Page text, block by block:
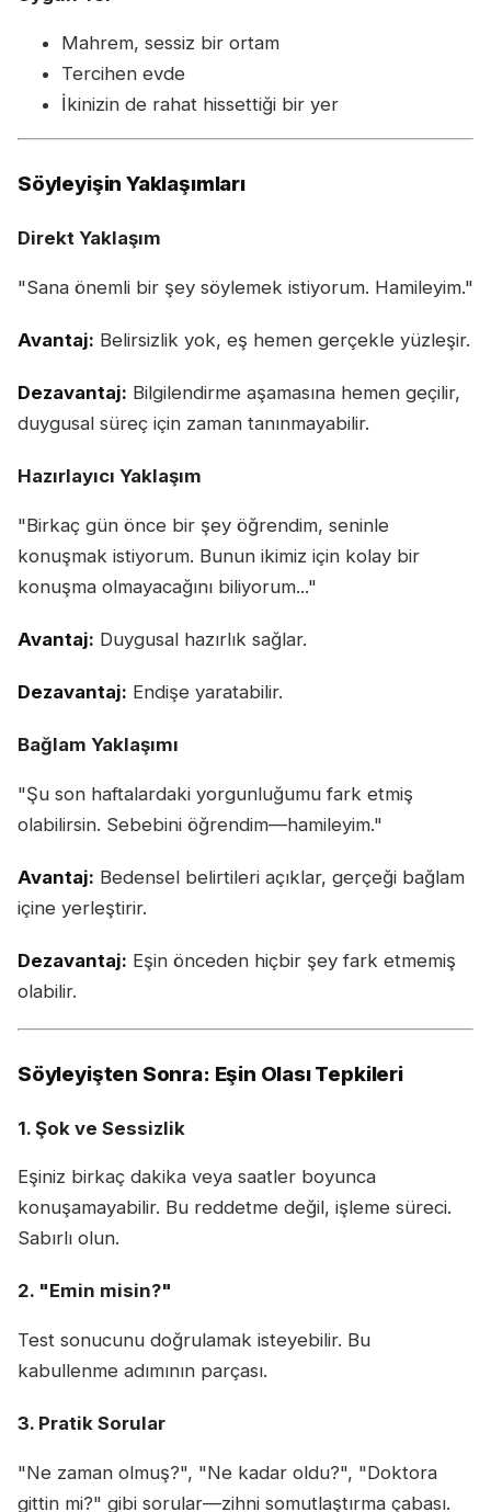
Mahrem, sessiz bir ortam
Tercihen evde
İkinizin de rahat hissettiği bir yer
Söyleyişin Yaklaşımları
Direkt Yaklaşım
"Sana önemli bir şey söylemek istiyorum. Hamileyim."
Avantaj: Belirsizlik yok, eş hemen gerçekle yüzleşir.
Dezavantaj: Bilgilendirme aşamasına hemen geçilir,
duygusal süreç için zaman tanınmayabilir.
Hazırlayıcı Yaklaşım
"Birkaç gün önce bir şey öğrendim, seninle
konuşmak istiyorum. Bunun ikimiz için kolay bir
konuşma olmayacağını biliyorum..."
Avantaj: Duygusal hazırlık sağlar.
Dezavantaj: Endişe yaratabilir.
Bağlam Yaklaşımı
"Şu son haftalardaki yorgunluğumu fark etmiş
olabilirsin. Sebebini öğrendim—hamileyim."
Avantaj: Bedensel belirtileri açıklar, gerçeği bağlam
içine yerleştirir.
Dezavantaj: Eşin önceden hiçbir şey fark etmemiş
olabilir.
Söyleyişten Sonra: Eşin Olası Tepkileri
1. Şok ve Sessizlik
Eşiniz birkaç dakika veya saatler boyunca
konuşamayabilir. Bu reddetme değil, işleme süreci.
Sabırlı olun.
2. "Emin misin?"
Test sonucunu doğrulamak isteyebilir. Bu
kabullenme adımının parçası.
3. Pratik Sorular
"Ne zaman olmuş?", "Ne kadar oldu?", "Doktora
gittin mi?" gibi sorular—zihni somutlaştırma çabası.